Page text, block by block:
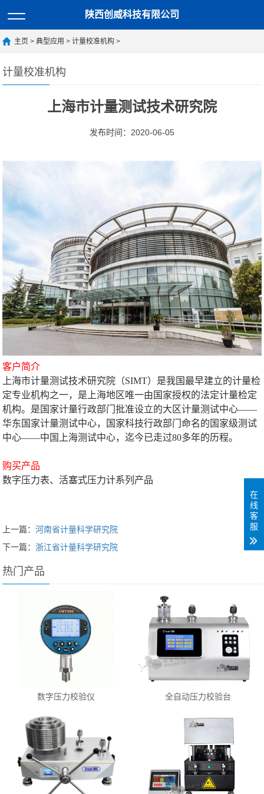
陕西创威科技有限公司
主页 >典型应用 >计量校准机构 >
计量校准机构
上海市计量测试技术研究院
发布时间：2020-06-05
客户简介
上海市计量测试技术研究院（SIMT）是我国最早建立的计量检
定专业机构之一，是上海地区唯一由国家授权的法定计量检定
机构。是国家计量行政部门批准设立的大区计量测试中心——
华东国家计量测试中心，国家科技行政部门命名的国家级测试
中心——中国上海测试中心，迄今已走过80多年的历程。
购买产品
数字压力表、活塞式压力计系列产品
上一篇：河南省计量科学研究院
下一篇：浙江省计量科学研究院
热门产品
数字压力校验仪 全自动压力校验台
在
线
客
服